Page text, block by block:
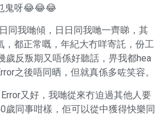
鬼呀😂😂😂
同我哋傾，日日同我哋一齊睇，其
，都正常嘅，年紀大冇咩寄託，份工
歲反叛期又唔係好聽話，畀我都hea
之後唔同晒，但就真係多咗笑容。
又好，我哋從來冇迫過其他人要
歲同事咁樣，佢可以從中獲得快樂同